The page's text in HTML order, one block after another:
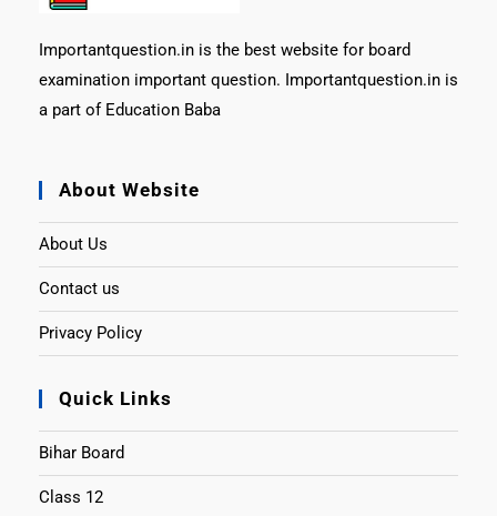
Importantquestion.in is the best website for board
examination important question. Importantquestion.in is
a part of Education Baba
About Website
About Us
Contact us
Privacy Policy
Quick Links
Bihar Board
Class 12